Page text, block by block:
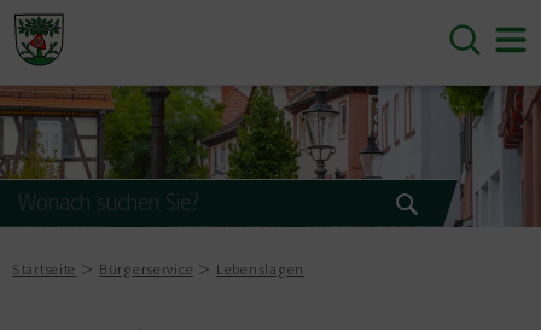
Startseite Bürgerservice Lebenslagen